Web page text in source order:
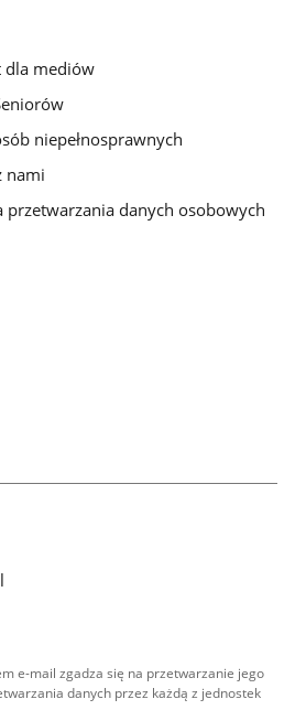
dla mediów
niepełnosprawnych
nami
przetwarzania danych osobowych
e-mail zgadza się na przetwarzanie jego
danych przez każdą z jednostek